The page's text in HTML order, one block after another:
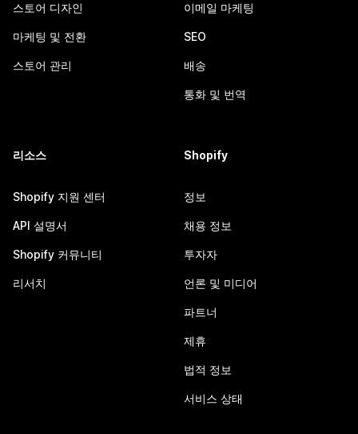
스토어 디자인
마케팅 및 전환
스토어 관리
이메일 마케팅
SEO
배송
통화 및 번역
리소스
Shopify 지원 센터
API 설명서
Shopify 커뮤니티
리서치
Shopify
정보
채용 정보
투자자
언론 및 미디어
파트너
제휴
법적 정보
서비스 상태